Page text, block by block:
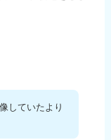
していたより